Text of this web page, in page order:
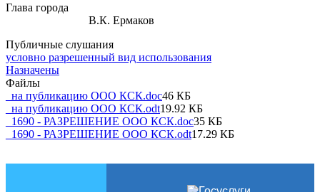
Глава города
В.К. Ермаков
Публичные слушания
условно разрешенный вид использования
Назначены
Файлы
_на публикацию ООО КСК.doc46 КБ
_на публикацию ООО КСК.odt19.92 КБ
_1690 - РАЗРЕШЕНИЕ ООО КСК.doc35 КБ
_1690 - РАЗРЕШЕНИЕ ООО КСК.odt17.29 КБ